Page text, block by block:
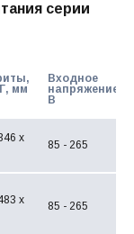
серии
мм
Входное
напряжение,
В
x
85 - 265
x
85 - 265